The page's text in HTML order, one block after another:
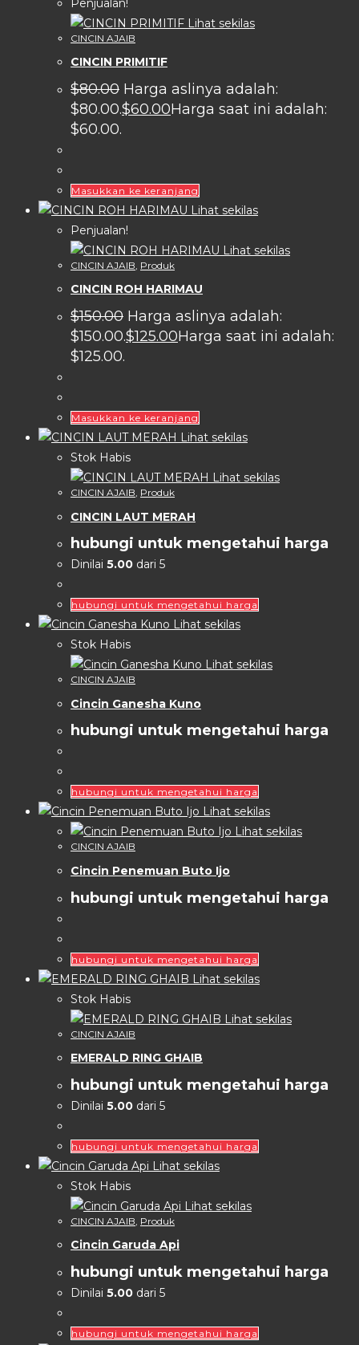
Lihat sekilas
CINCIN AJAIB
CINCIN PRIMITIF
$80.00 Harga aslinya adalah:
$80.00.$60.00Harga saat ini adalah:
$60.00.
Masukkan ke keranjang
Lihat sekilas
Penjualan!
Lihat sekilas
CINCIN AJAIB Produk
CINCIN ROH HARIMAU
$150.00 Harga aslinya adalah:
$150.00.$125.00Harga saat ini adalah:
$125.00.
Masukkan ke keranjang
Lihat sekilas
Stok Habis
Lihat sekilas
CINCIN AJAIB Produk
CINCIN LAUT MERAH
hubungi untuk mengetahui harga
Dinilai 5.00 dari 5
hubungi untuk mengetahui harga
Lihat sekilas
Stok Habis
Lihat sekilas
CINCIN AJAIB
Cincin Ganesha Kuno
hubungi untuk mengetahui harga
hubungi untuk mengetahui harga
Lihat sekilas
Lihat sekilas
CINCIN AJAIB
Cincin Penemuan Buto Ijo
hubungi untuk mengetahui harga
hubungi untuk mengetahui harga
Lihat sekilas
Stok Habis
Lihat sekilas
CINCIN AJAIB
EMERALD RING GHAIB
hubungi untuk mengetahui harga
Dinilai 5.00 dari 5
hubungi untuk mengetahui harga
Lihat sekilas
Stok Habis
Lihat sekilas
CINCIN AJAIB Produk
Cincin Garuda Api
hubungi untuk mengetahui harga
Dinilai 5.00 dari 5
hubungi untuk mengetahui harga